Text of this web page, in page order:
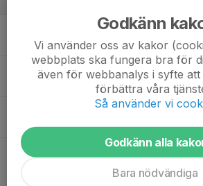
20:30
Träning
Pre Zero arena plan C
17:30
Träning
Pre Zero arena plan B
21 Match mot IK Waria F2012
Bollspelaren konstgräs
Godkänn
Vi använder oss av kakor
webbplats ska fungera bra för
även för webbanalys i syfte att
förbättra våra
Så använder vi
Godkänn alla
Bara nödvändiga